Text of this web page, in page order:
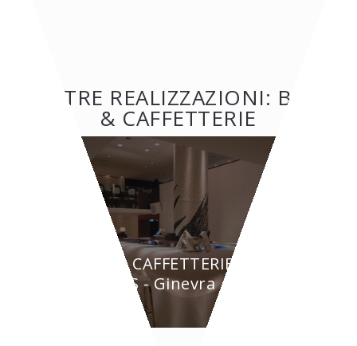
ALTRE REALIZZAZIONI: BAR
& CAFFETTERIE
BAR & CAFFETTERIE
BYPASS - Ginevra